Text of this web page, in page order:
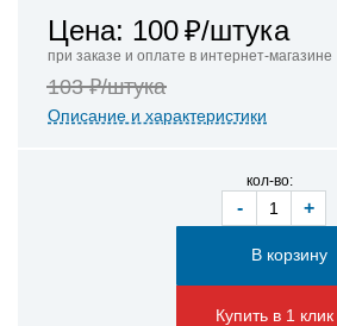
Цена: 100₽/штука
при заказе и оплате в интернет-магазине
103 ₽/штука
Описание и характеристики
кол-во:
- +
Купить в 1 клик